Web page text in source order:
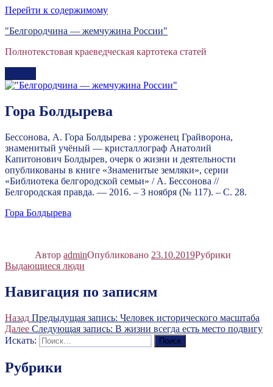
Перейти к содержимому
"Белгородчина — жемчужина России"
Полнотекстовая краеведческая картотека статей
Гора Болдырева
Бессонова, А. Гора Болдырева : уроженец Грайворона,
знаменитый учёный — кристаллограф Анатолий
Капитонович Болдырев, очерк о жизни и деятельности
опубликованы в книге «Знаменитые земляки», серии
«Библиотека белгородской семьи» / А. Бессонова //
Белгородская правда. — 2016. – 3 ноября (№ 117). – С. 28.
Гора Болдырева
Автор adminОпубликовано 23.10.2019Рубрики
Выдающиеся люди
Навигация по записям
Назад Предыдущая запись: Человек исторического масштаба
Далее Следующая запись: В жизни всегда есть место подвигу
Искать:
Поиск
Рубрики